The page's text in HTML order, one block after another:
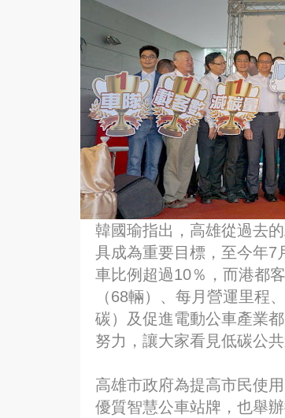
韓國瑜指出，高雄從過去
具成為重要目標，至今年7
車比例超過10％，而港都
（68輛）、每月營運里程
碳）及促進電動公車產業
努力，讓大家看見低碳公共
高雄市政府為提高市民使
優質智慧公車站牌，也舉